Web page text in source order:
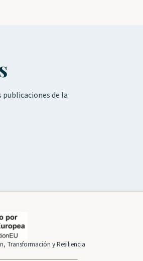
de la
Transformación y Resiliencia